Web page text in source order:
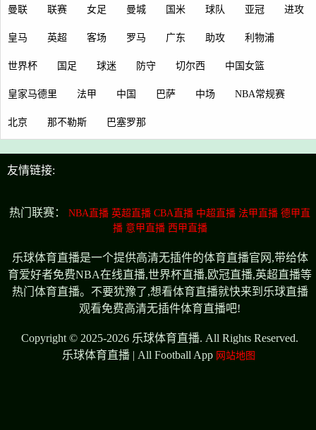
曼联 联赛 女足 曼城 国米 球队 亚冠 进攻
皇马 英超 客场 罗马 广东 助攻 利物浦
世界杯 国足 球迷 防守 切尔西 中国女篮
皇家马德里 法甲 中国 巴萨 中场 NBA常规赛
北京 那不勒斯 巴塞罗那
友情链接:
热门联赛： NBA直播 英超直播 CBA直播 中超直播 法甲直播 德甲直
播 意甲直播 西甲直播
乐球体育直播是一个提供高清无插件的体育直播官网,带给体
育爱好者免费NBA在线直播,世界杯直播,欧冠直播,英超直播等
热门体育直播。不要犹豫了,想看体育直播就快来到乐球直播
观看免费高清无插件体育直播吧!
Copyright © 2025-2026 乐球体育直播. All Rights Reserved.
乐球体育直播 | All Football App 网站地图